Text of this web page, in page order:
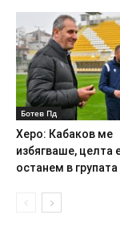
Ботев Пд
Херо: Кабаков ме
избягваше, целта
останем в групата